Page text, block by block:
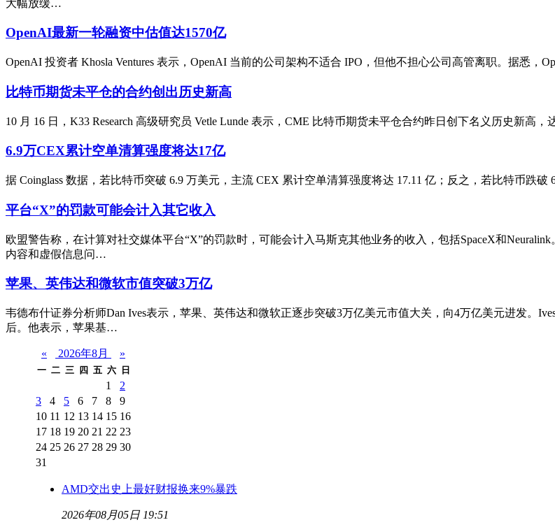
大幅放缓…
OpenAI最新一轮融资中估值达1570亿
OpenAI 投资者 Khosla Ventures 表示，OpenAI 当前的公司架构不适合 IPO，但他不担心公司高管离职。据悉
比特币期货未平仓的合约创出历史新高
10 月 16 日，K33 Research 高级研究员 Vetle Lunde 表示，CME 比特币期货未平仓合约昨日创下名义历史新高
6.9万CEX累计空单清算强度将达17亿
据 Coinglass 数据，若比特币突破 6.9 万美元，主流 CEX 累计空单清算强度将达 17.11 亿；反之，若比特币跌
平台“X”的罚款可能会计入其它收入
欧盟警告称，在计算对社交媒体平台“X”的罚款时，可能会计入马斯克其他业务的收入，包括SpaceX和
内容和虚假信息问…
苹果、英伟达和微软市值突破3万亿
韦德布什证券分析师Dan Ives表示，苹果、英伟达和微软正逐步突破3万亿美元市值大关，向4万亿美元进发。
后。他表示，苹果基…
« 2026年8月 »
一 二 三 四 五 六 日
1
2
3
4 5 6 7 8
9
10 11 12 13 14 15 16
17 18 19 20 21 22 23
24 25 26 27 28 29 30
31
AMD交出史上最好财报换来9%暴跌
2026年08月05日 19:51